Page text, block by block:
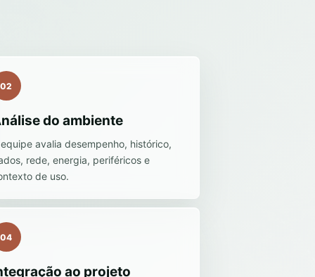
02
do ambiente
avalia desempenho, histórico,
rede, energia, periféricos e
de uso.
04
ao projeto